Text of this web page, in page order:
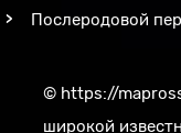
Послеродовой
© https://
широкой